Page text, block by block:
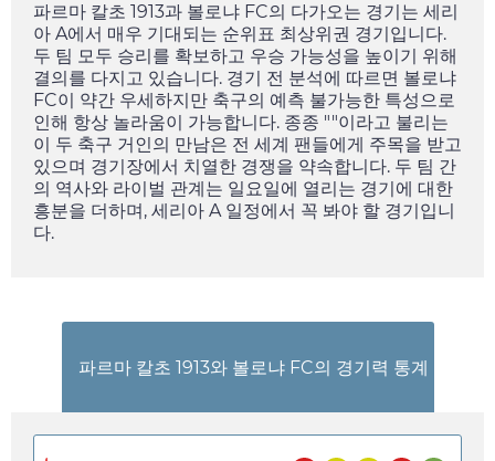
파르마 칼초 1913과 볼로냐 FC의 다가오는 경기는 세리
아 A에서 매우 기대되는 순위표 최상위권 경기입니다.
두 팀 모두 승리를 확보하고 우승 가능성을 높이기 위해
결의를 다지고 있습니다. 경기 전 분석에 따르면 볼로냐
FC이 약간 우세하지만 축구의 예측 불가능한 특성으로
인해 항상 놀라움이 가능합니다. 종종 ""이라고 불리는
이 두 축구 거인의 만남은 전 세계 팬들에게 주목을 받고
있으며 경기장에서 치열한 경쟁을 약속합니다. 두 팀 간
의 역사와 라이벌 관계는 일요일에 열리는 경기에 대한
흥분을 더하며, 세리아 A 일정에서 꼭 봐야 할 경기입니
다.
파르마 칼초 1913와 볼로냐 FC의 경기력 통계